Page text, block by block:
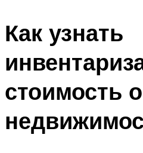
Как узнать
стоимость